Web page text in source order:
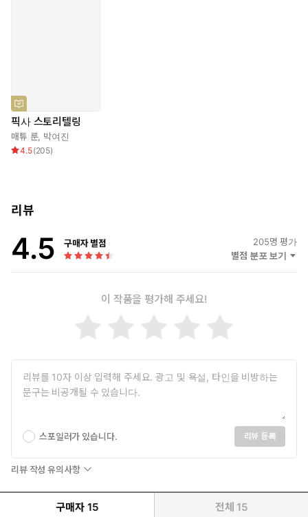
픽사 스토리텔링
매튜 룬, 박여진
4.5(205)
리뷰
4.5 구매자 별점 205명 평가
별점 분포 보기
이 작품을 평가해 주세요!
스포일러가 있습니다. 리뷰 등록
리뷰 작성 유의사항
구매자 15 전체 15